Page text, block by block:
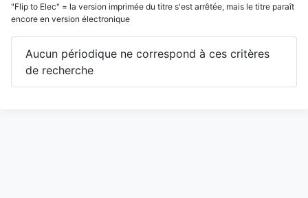
"Flip to Elec" = la version imprimée du titre s'est arrêtée, mais le titre paraît
encore en version électronique
Aucun périodique ne correspond à ces critères
de recherche